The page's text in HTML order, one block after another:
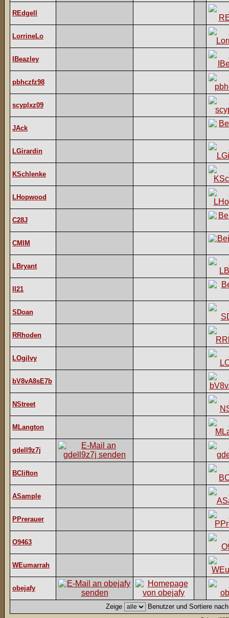
REdgell
LorrineLo
IBeazley
pbhczfz98
scyplxz09
JAck
LGirardin
KSchlenke
LHopwood
C28J
CMIM
LBryant
II21
SDoan
RRhoden
LOgilvy
bV8vA8sE7b
NStreet
MLangton
gdell9z7j
BClifton
ASample
PPrerauer
O9463
WEumarrah
obejafy
Zeige Benutzer und Sortiere